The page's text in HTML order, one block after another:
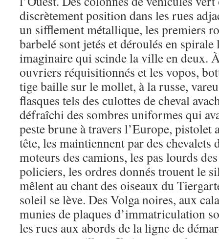
discrètement position dans les rues
un sifflement métallique, les premiers
barbelé sont jetés et déroulés en
imaginaire qui scinde la ville en deux.
ouvriers réquisitionnés et les vopos,
tige baille sur le mollet, à la russe,
flasques tels des culottes de cheval
défraîchi des sombres uniformes qui
peste brune à travers l’Europe, pistolet
tête, les maintiennent par des chevalets
moteurs des camions, les pas lourds
policiers, les ordres donnés trouent le
mêlent au chant des oiseaux du
soleil se lève. Des Volga noires, aux
munies de plaques d’immatriculation
les rues aux abords de la ligne de